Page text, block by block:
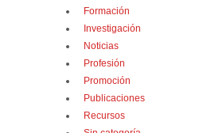
Formación
Investigación
Noticias
Profesión
Promoción
Publicaciones
Recursos